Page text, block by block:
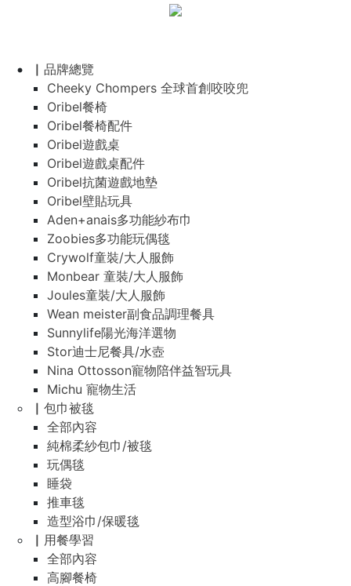
▏品牌總覽
Cheeky Chompers 全球首創咬咬兜
Oribel餐椅
Oribel餐椅配件
Oribel遊戲桌
Oribel遊戲桌配件
Oribel抗菌遊戲地墊
Oribel壁貼玩具
Aden+anais多功能紗布巾
Zoobies多功能玩偶毯
Crywolf童裝/大人服飾
Monbear 童裝/大人服飾
Joules童裝/大人服飾
Wean meister副食品調理餐具
Sunnylife陽光海洋選物
Stor迪士尼餐具/水壺
Nina Ottosson寵物陪伴益智玩具
Michu 寵物生活
▏包巾被毯
全部內容
純棉柔紗包巾/被毯
玩偶毯
睡袋
推車毯
造型浴巾/保暖毯
▏用餐學習
全部內容
高腳餐椅